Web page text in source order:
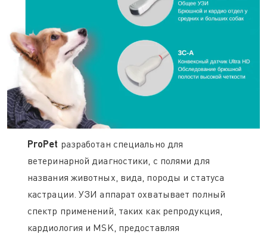
ProPet разработан специально для
ветеринарной диагностики, с полями для
названия животных, вида, породы и статуса
кастрации. УЗИ аппарат охватывает полный
спектр применений, таких как репродукция,
кардиология и MSK, предоставляя